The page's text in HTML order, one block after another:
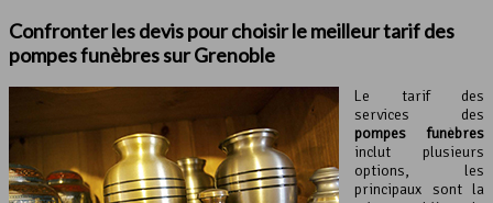
Confronter les devis pour choisir le meilleur tarif des
pompes funèbressur Grenoble
Le tarif des
services des
pompes funèbres
inclut plusieurs
options, les
principaux sont la